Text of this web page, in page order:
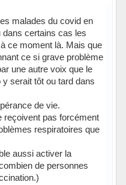
malades du covid en
dans certains cas les
ce moment là. Mais que
ce si grave problème
une autre voix que le
serait tôt ou tard dans
de vie.
reçoivent pas forcément
respiratoires que
aussi activer la
de personnes